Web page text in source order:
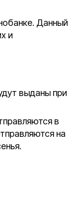
Данный
и
выданы при
в
на